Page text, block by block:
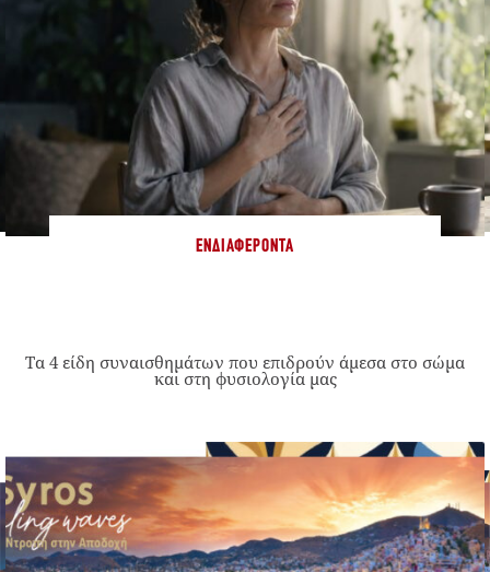
ΕΝΔΙΑΦΈΡΟΝΤΑ
Τα 4 είδη συναισθημάτων που επιδρούν άμεσα στο σώμα
και στη φυσιολογία μας